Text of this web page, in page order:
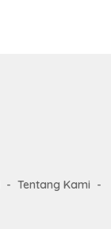
Tentang Kami